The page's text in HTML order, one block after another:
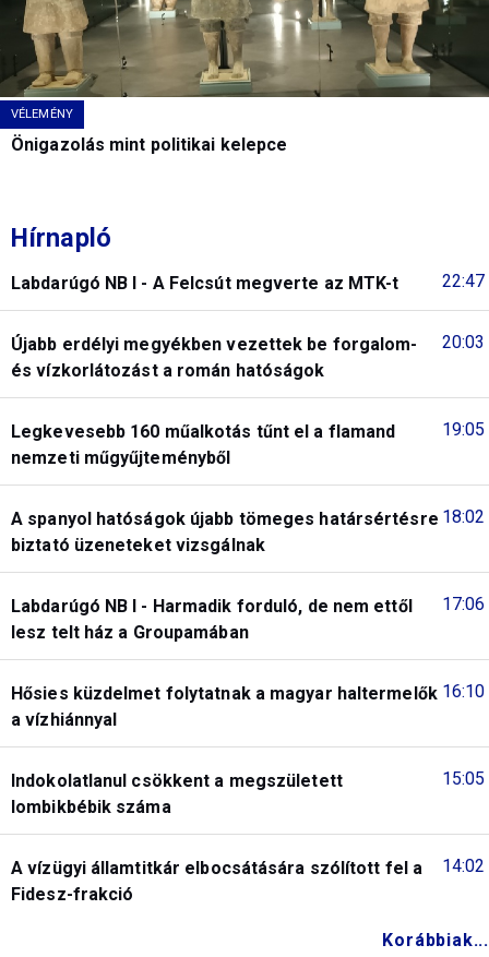
VÉLEMÉNY
Önigazolás mint politikai kelepce
Hírnapló
22:47
Labdarúgó NB I - A Felcsút megverte az MTK-t
20:03
Újabb erdélyi megyékben vezettek be forgalom-
és vízkorlátozást a román hatóságok
19:05
Legkevesebb 160 műalkotás tűnt el a flamand
nemzeti műgyűjteményből
18:02
A spanyol hatóságok újabb tömeges határsértésre
biztató üzeneteket vizsgálnak
17:06
Labdarúgó NB I - Harmadik forduló, de nem ettől
lesz telt ház a Groupamában
16:10
Hősies küzdelmet folytatnak a magyar haltermelők
a vízhiánnyal
15:05
Indokolatlanul csökkent a megszületett
lombikbébik száma
14:02
A vízügyi államtitkár elbocsátására szólított fel a
Fidesz-frakció
Korábbiak...